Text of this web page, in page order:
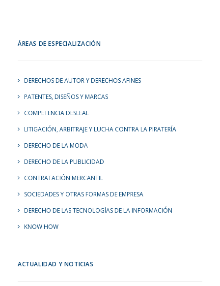
ÁREAS DE ESPECIALIZACIÓN
DERECHOS DE AUTOR Y DERECHOS AFINES
PATENTES, DISEÑOS Y MARCAS
COMPETENCIA DESLEAL
LITIGACIÓN, ARBITRAJE Y LUCHA CONTRA LA PIRATERÍA
DERECHO DE LA MODA
DERECHO DE LA PUBLICIDAD
CONTRATACIÓN MERCANTIL
SOCIEDADES Y OTRAS FORMAS DE EMPRESA
DERECHO DE LAS TECNOLOGÍAS DE LA INFORMACIÓN
KNOW HOW
ACTUALIDAD Y NOTICIAS